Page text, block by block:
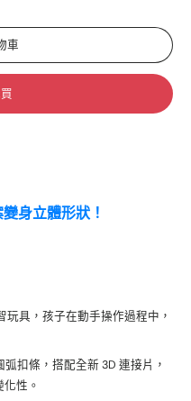
車
身立體形狀！
具，孩子在動手操作過程中，
扣條，搭配全新 3D 連接片，
性。